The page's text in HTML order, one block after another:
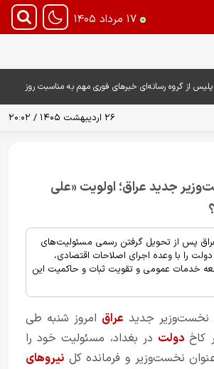
۱۷ مرداد ۱۴۰۵
پلیس از گروه رسانه‌ای خبرهای فوری مهم به مناسبت روز
۲۶ اردیبهشت ۱۴۰۵ / ۲۰:۰۲
جدید عراق؛ اولویت «علی
پس از تحویل گرفتن رسمی مسئولیت‌های
دولت را با وعده اجرای اصلاحات اقتصادی،
خدمات عمومی و تقویت ثبات و حاکمیت این
نخست‌وزیر جدید عراق امروز شنبه طی
کاخ دولت در بغداد، مسئولیت خود را
نخست‌وزیر و فرمانده کل نیروهای